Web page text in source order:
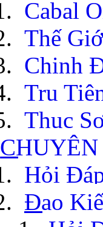
Cabal
Thế
Chinh
Tru
Thục
Hỏi
Đao